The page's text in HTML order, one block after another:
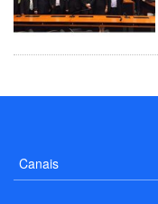
Canais